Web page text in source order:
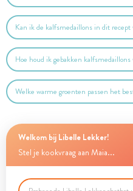
Kan ik de kalfsmedaillons in dit recept
Hoe houd ik gebakken
Welke warme groenten passen het
Welkom bij Libelle Lekker!
Stel je kookvraag aan Maia...